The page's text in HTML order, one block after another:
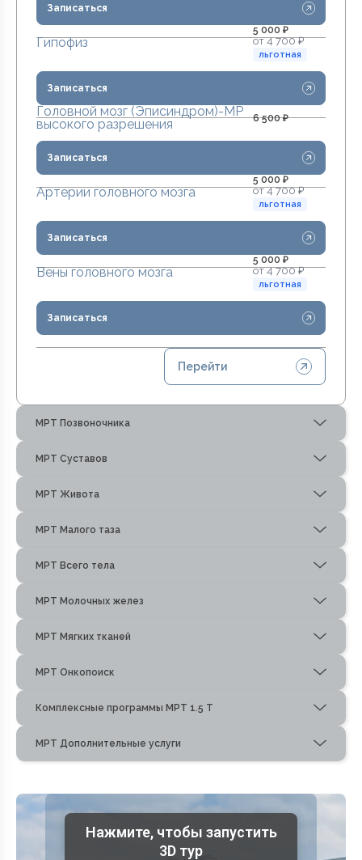
Записаться
Гипофиз
5 000 ₽
от 4 700 ₽
льготная
Записаться
Головной мозг (Эписиндром)-МР
высокого разрешения
6 500 ₽
Записаться
Артерии головного мозга
5 000 ₽
от 4 700 ₽
льготная
Записаться
Вены головного мозга
5 000 ₽
от 4 700 ₽
льготная
Записаться
Перейти
МРТ Позвоночника
МРТ Суставов
МРТ Живота
МРТ Малого таза
МРТ Всего тела
МРТ Молочных желез
МРТ Мягких тканей
МРТ Онкопоиск
Комплексные программы МРТ 1.5 Т
МРТ Дополнительные услуги
Нажмите, чтобы запустить
3D тур